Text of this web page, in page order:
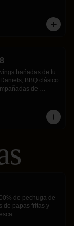
bañadas de tu
BBQ clásico
de
de pechuga de
de papas fritas y